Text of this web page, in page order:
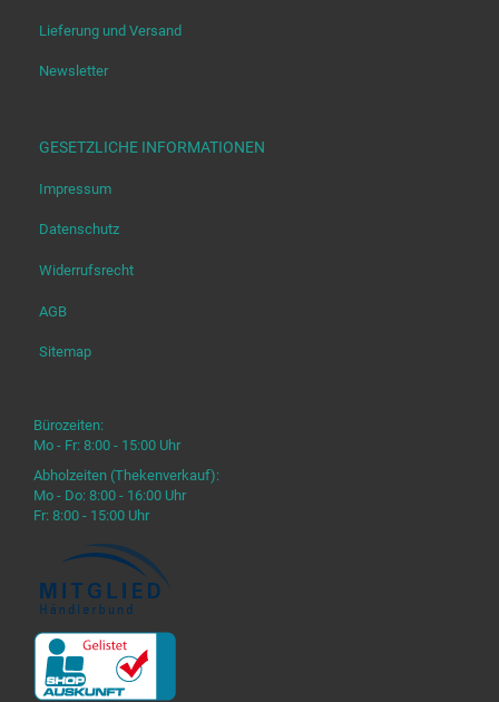
Lieferung und Versand
Newsletter
GESETZLICHE INFORMATIONEN
Impressum
Datenschutz
Widerrufsrecht
AGB
Sitemap
Bürozeiten:
Mo - Fr: 8:00 - 15:00 Uhr
Abholzeiten (Thekenverkauf):
Mo - Do: 8:00 - 16:00 Uhr
Fr: 8:00 - 15:00 Uhr